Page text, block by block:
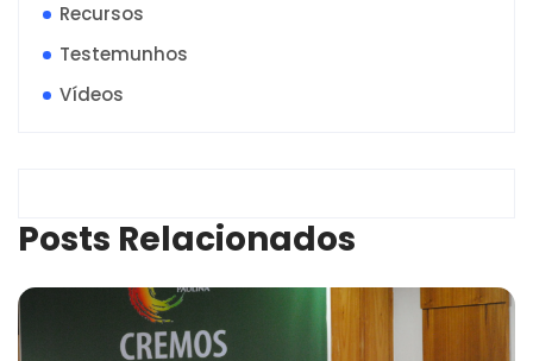
Recursos
Testemunhos
Vídeos
Posts Relacionados